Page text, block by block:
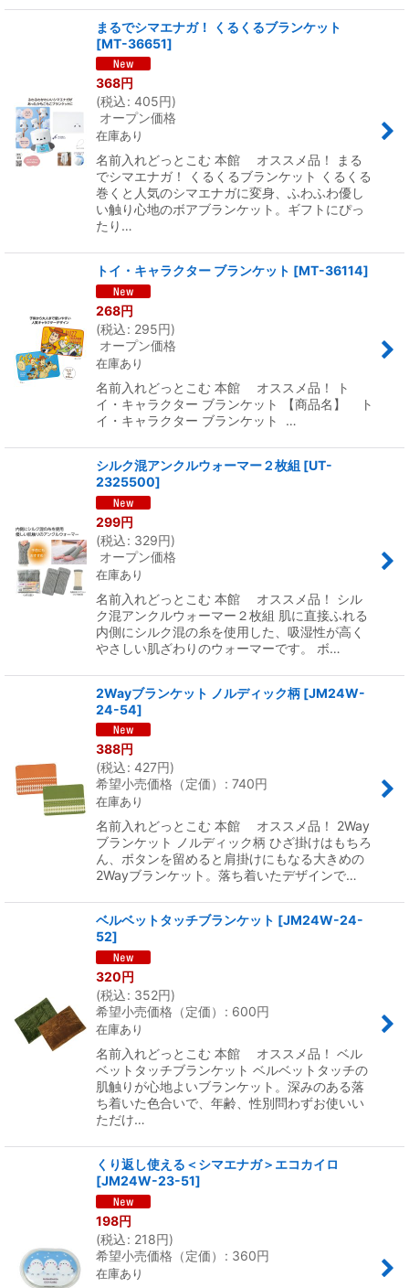
まるでシマエナガ！ くるくるブランケット
[MT-36651]
368円
(税込: 405円)
オープン価格
在庫あり
名前入れどっとこむ 本館 オススメ品！ まる
でシマエナガ！ くるくるブランケット くるくる
巻くと人気のシマエナガに変身、ふわふわ優し
い触り心地のボアブランケット。ギフトにぴっ
たり…
トイ・キャラクター ブランケット [MT-36114]
268円
(税込: 295円)
オープン価格
在庫あり
名前入れどっとこむ 本館 オススメ品！ ト
イ・キャラクター ブランケット 【商品名】 ト
イ・キャラクター ブランケット …
シルク混アンクルウォーマー２枚組 [UT-
2325500]
299円
(税込: 329円)
オープン価格
在庫あり
名前入れどっとこむ 本館 オススメ品！ シル
ク混アンクルウォーマー２枚組 肌に直接ふれる
内側にシルク混の糸を使用した、吸湿性が高く
やさしい肌ざわりのウォーマーです。 ボ…
2Wayブランケット ノルディック柄 [JM24W-
24-54]
388円
(税込: 427円)
希望小売価格（定価）
: 740円
在庫あり
名前入れどっとこむ 本館 オススメ品！ 2Way
ブランケット ノルディック柄 ひざ掛けはもちろ
ん、ボタンを留めると肩掛けにもなる大きめの
2Wayブランケット。落ち着いたデザインで…
ベルベットタッチブランケット [JM24W-24-
52]
320円
(税込: 352円)
希望小売価格（定価）
: 600円
在庫あり
名前入れどっとこむ 本館 オススメ品！ ベル
ベットタッチブランケット ベルベットタッチの
肌触りが心地よいブランケット。深みのある落
ち着いた色合いで、年齢、性別問わずお使いい
ただけ…
くり返し使える＜シマエナガ＞エコカイロ
[JM24W-23-51]
198円
(税込: 218円)
希望小売価格（定価）
: 360円
在庫あり